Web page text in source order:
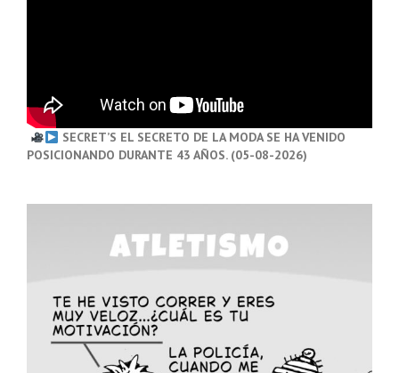
SECRET’S EL SECRETO DE LA MODA SE HA VENIDO
POSICIONANDO DURANTE 43 AÑOS. (05-08-2026)